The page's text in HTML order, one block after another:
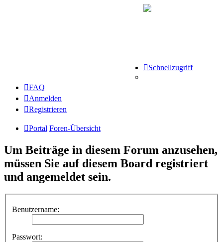
Schnellzugriff
FAQ
Anmelden
Registrieren
Portal Foren-Übersicht
Um Beiträge in diesem Forum anzusehen,
müssen Sie auf diesem Board registriert
und angemeldet sein.
Benutzername:
Passwort: